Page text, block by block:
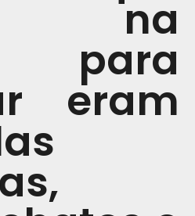
na
para
eram